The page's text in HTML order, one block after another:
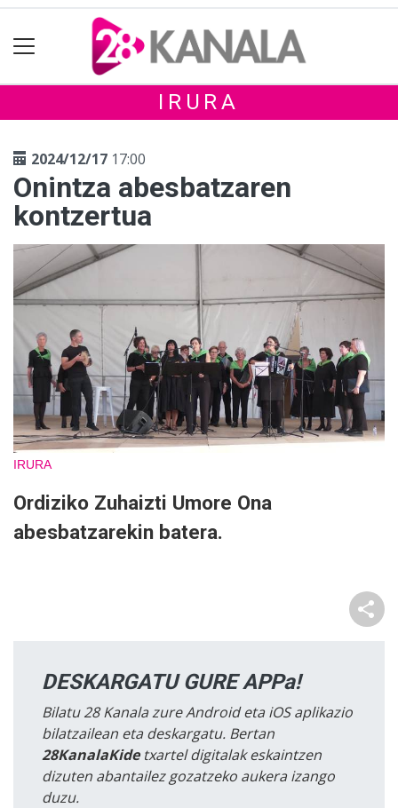
IRURA
2024/12/17 17:00
Onintza abesbatzaren
kontzertua
IRURA
Ordiziko Zuhaizti Umore Ona
abesbatzarekin batera.
DESKARGATU GURE APPa!
Bilatu 28 Kanala zure Android eta iOS aplikazio
bilatzailean eta deskargatu. Bertan
28KanalaKidetxartel digitalak eskaintzen
dizuten abantailez gozatzeko aukera izango
duzu.